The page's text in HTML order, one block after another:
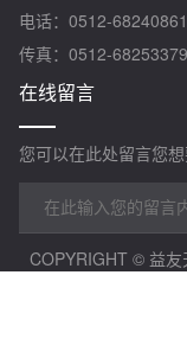
电话：0512-68240861
传真：0512-68253379
在线留言
您可以在此处留言您
COPYRIGHT © 益